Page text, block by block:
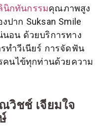
นิกทันกรรมคุณภาพสูง
ปาก Suksan Smile
อน ด้วยบริการทาง
ทำวีเนียร์ การจัดฟัน
คนไข้ทุกท่านด้วยความ
ชช์ เจียมใจ